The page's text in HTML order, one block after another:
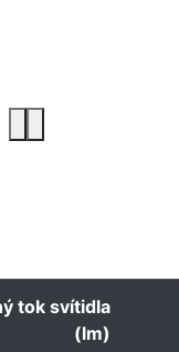
tok svítidla
(lm)